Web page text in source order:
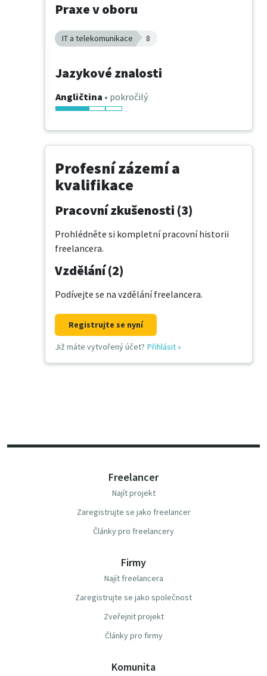
Praxe v oboru
IT a telekomunikace 8
Jazykové znalosti
Angličtina • pokročilý
Profesní zázemí a
kvalifikace
Pracovní zkušenosti (3)
Prohlédněte si kompletní pracovní historii
freelancera.
Vzdělání (2)
Podívejte se na vzdělání freelancera.
Registrujte se nyní
Již máte vytvořený účet? Přihlásit»
Freelancer
Najít projekt
Zaregistrujte se jako freelancer
Články pro freelancery
Firmy
Najít freelancera
Zaregistrujte se jako společnost
Zveřejnit projekt
Články pro firmy
Komunita